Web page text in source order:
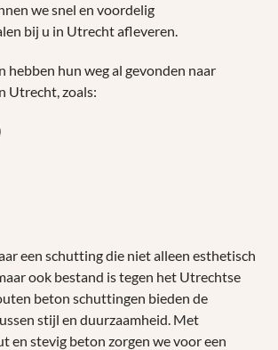
we snel en voordelig
bij u in Utrecht afleveren.
hebben hun weg al gevonden naar
Utrecht, zoals:
een schutting die niet alleen esthetisch
ook bestand is tegen het Utrechtse
beton schuttingen bieden de
stijl en duurzaamheid. Met
en stevig beton zorgen we voor een